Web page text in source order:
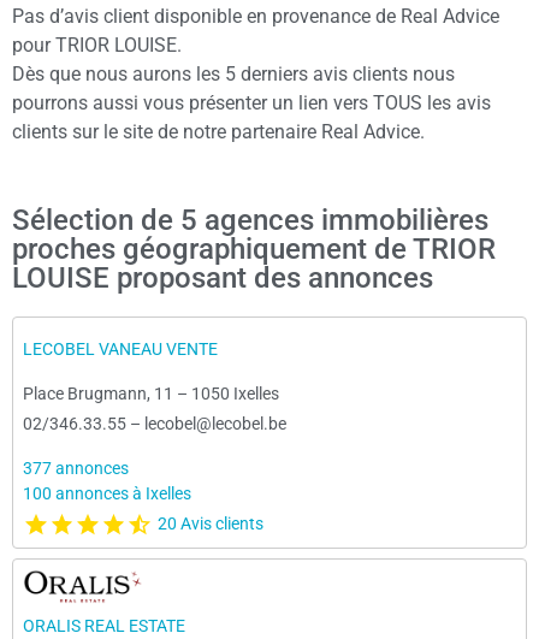
Pas d’avis client disponible en provenance de Real Advice
pour TRIOR LOUISE.
Dès que nous aurons les 5 derniers avis clients nous
pourrons aussi vous présenter un lien vers TOUS les avis
clients sur le site de notre partenaire Real Advice.
Sélection de 5 agences immobilières
proches géographiquement de TRIOR
LOUISE proposant des annonces
LECOBEL VANEAU VENTE
Place Brugmann, 11 – 1050 Ixelles
02/346.33.55 – lecobel@lecobel.be
377 annonces
100 annonces à Ixelles
20 Avis clients
ORALIS REAL ESTATE